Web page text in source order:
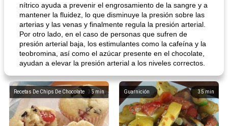
nítrico ayuda a prevenir el engrosamiento de la sangre y a
mantener la fluidez, lo que disminuye la presión sobre las
arterias y las venas y finalmente regula la presión arterial.
Por otro lado, en el caso de personas que sufren de
presión arterial baja, los estimulantes como la cafeína y la
teobromina, así como el azúcar presente en el chocolate,
ayudan a elevar la presión arterial a los niveles correctos.
35 min
Recetas De Chips De Chocolate 35 min
Guarnición